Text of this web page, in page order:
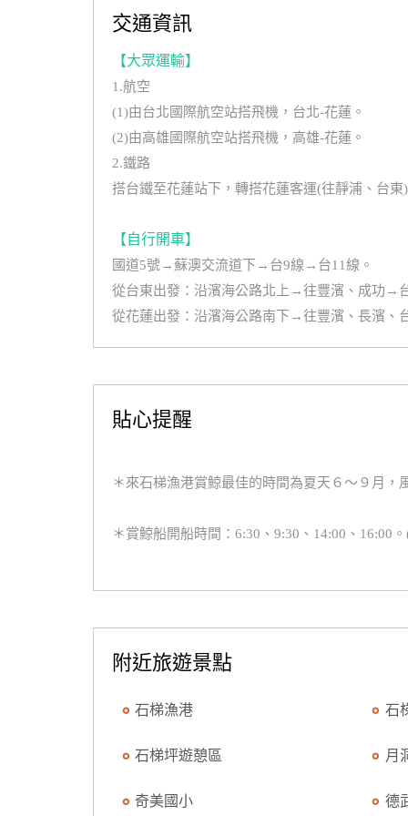
交通資訊
【大眾運輸】
1.航空
(1)由台北國際航空站搭飛機，台北-花蓮。
(2)由高雄國際航空站搭飛機，高雄-花蓮。
2.鐵路
搭台鐵至花蓮站下，轉搭花蓮客運(往靜浦、台
【自行開車】
國道5號→蘇澳交流道下→台9線→台11線。
從台東出發：沿濱海公路北上→往豐濱、成功→
從花蓮出發：沿濱海公路南下→往豐濱、長濱
貼心提醒
＊來石梯漁港賞鯨最佳的時間為夏天６～９月，
＊賞鯨船開船時間：6:30、9:30、14:00、16:00
附近旅遊景點
石梯漁港 石
石梯坪遊憩區 月
奇美國小 德